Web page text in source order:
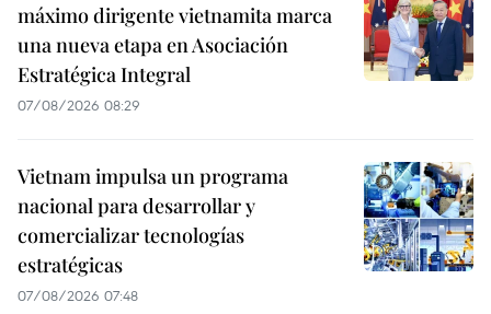
máximo dirigente vietnamita marca
una nueva etapa en Asociación
Estratégica Integral
07/08/2026 08:29
Vietnam impulsa un programa
nacional para desarrollar y
comercializar tecnologías
estratégicas
07/08/2026 07:48